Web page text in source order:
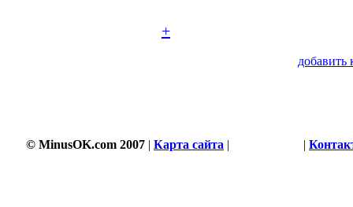
+
добавить
© MinusOK.com 2007 | Карта сайта | |